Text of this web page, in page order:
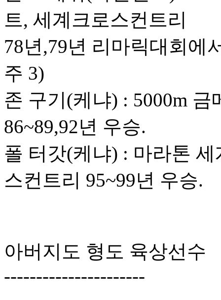
트, 세계크로스컨트리
78년,79년 리마릭대회에
주 3)
존 구기(케냐) : 5000m
86~89,92년 우승.
폴 터갓(케냐) : 마라톤
스컨트리 95~99년 우승.
아버지도 형도 육상선수
----------------------